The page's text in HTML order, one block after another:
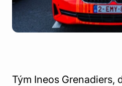
Tým Ineos Grenadiers,